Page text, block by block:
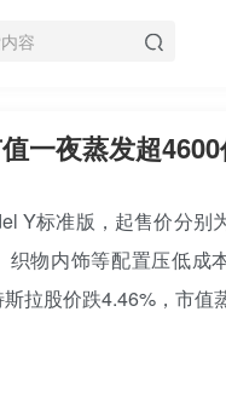
一夜蒸发超
Y标准版，起售价分
物内饰等配置压低成
拉股价跌4.46%，市值